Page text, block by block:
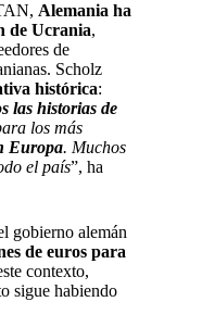
Alemania ha
de Ucrania,
de
Scholz
histórica:
las historias de
los más
Europa. Muchos
el país”, ha
gobierno alemán
de euros para
contexto,
sigue habiendo